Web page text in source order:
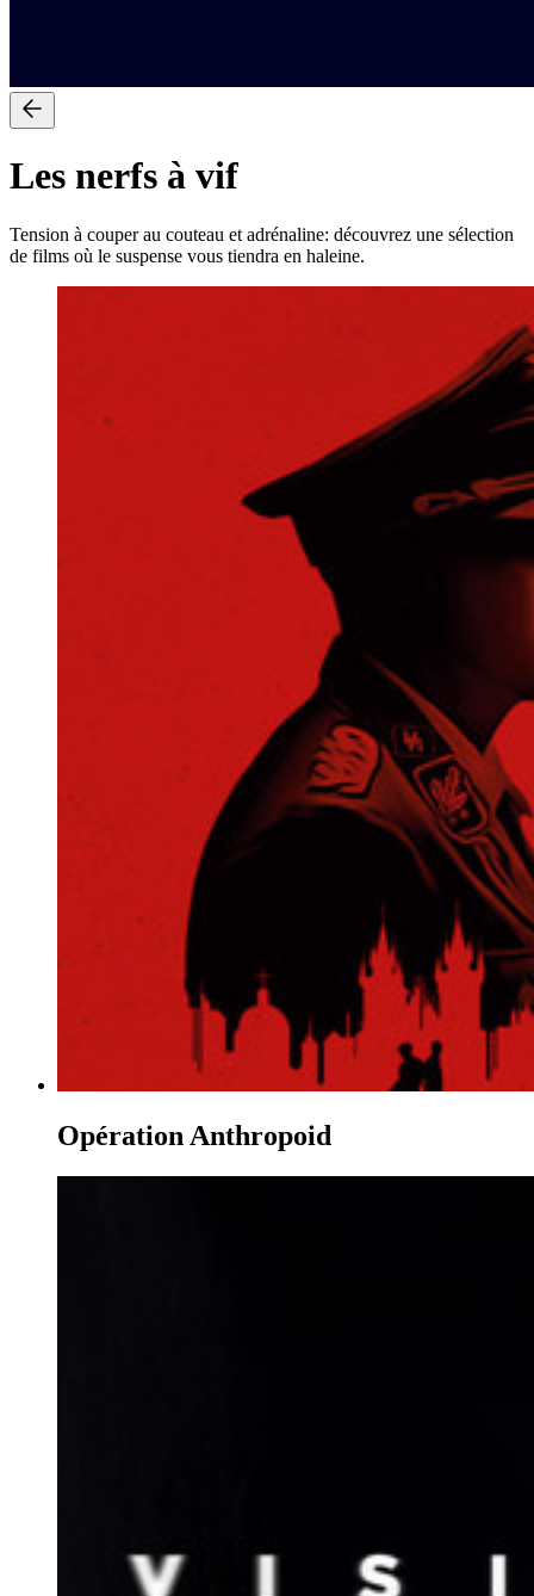
Les nerfs à vif
Tension à couper au couteau et adrénaline: découvrez une sélection
de films où le suspense vous tiendra en haleine.
Opération Anthropoid